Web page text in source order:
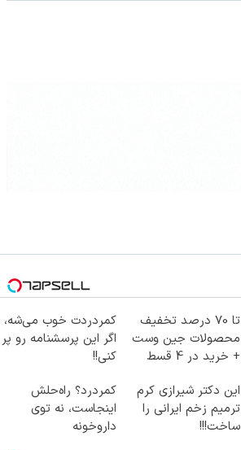
تا 70 درصد تخفیف
محصولات جین وست
+ خرید در 4 قسط
کمردردت خوب می‌شه،
اگر این پرسشنامه رو پر
کنی!!
این دکتر شیرازی کرم
ترمیم زخم ایرانی را
ساخت!!!
کمردرد؟ راه‌حلش
اینجاست، نه توی
داروخونه